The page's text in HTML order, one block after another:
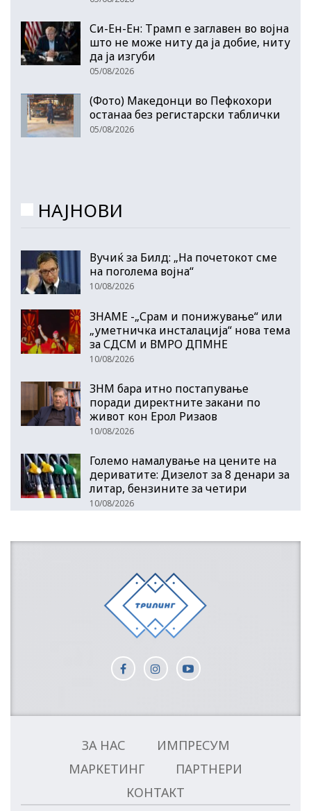
Си-Ен-Ен: Трамп е заглавен во војна
што не може ниту да ја добие, ниту
да ја изгуби
05/08/2026
(Фото) Македонци во Пефкохори
останаа без регистарски таблички
05/08/2026
НАЈНОВИ
Вучиќ за Билд: „На почетокот сме
на поголема војна“
10/08/2026
ЗНАМЕ -„Срам и понижување“ или
„уметничка инсталација“ нова тема
за СДСМ и ВМРО ДПМНЕ
10/08/2026
ЗНМ бара итно постапување
поради директните закани по
живот кон Ерол Ризаов
10/08/2026
Големо намалување на цените на
дериватите: Дизелот за 8 денари за
литар, бензините за четири
10/08/2026
ЗА НАС
ИМПРЕСУМ
МАРКЕТИНГ
ПАРТНЕРИ
КОНТАКТ